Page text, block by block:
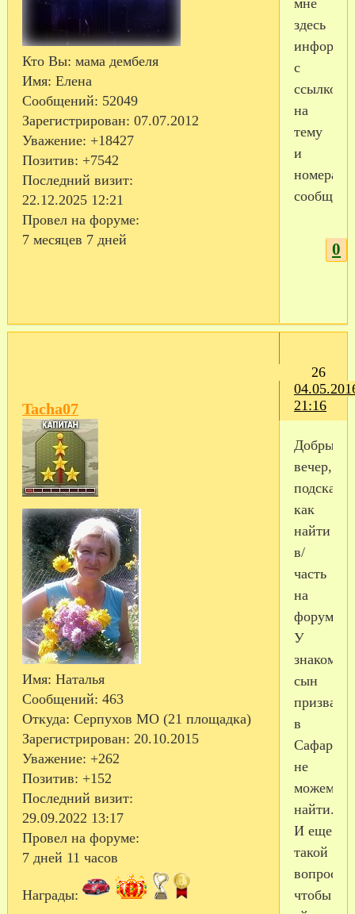
Кто Вы: мама дембеля
Имя: Елена
Сообщений: 52049
Зарегистрирован: 07.07.2012
Уважение: +18427
Позитив: +7542
Последний визит:
22.12.2025 12:21
Провел на форуме:
7 месяцев 7 дней
мне
здесь
с
ссылкой
на
тему
и
номерами
0
26
21:16
Tacha07
Имя: Наталья
Сообщений: 463
Откуда: Серпухов МО (21 площадка)
Зарегистрирован: 20.10.2015
Уважение: +262
Позитив: +152
Последний визит:
29.09.2022 13:17
Провел на форуме:
7 дней 11 часов
Награды:
Добрый
вечер,
как
найти
в/
часть
на
форуме.
У
знакомой
сын
призвался
в
не
можем
найти.
И еще
такой
вопрос,
чтобы